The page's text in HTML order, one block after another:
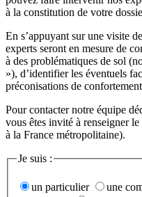
à la constitution de votre
En s’appuyant sur une visite
experts seront en mesure de
à des problématiques de sol
»), d’identifier les éventuels
préconisations de
Pour contacter notre équipe
vous êtes invité à renseigner
à la France métropolitaine).
Je suis :
un particulier une